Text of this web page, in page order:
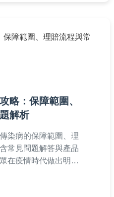
略：保障範圍、
解析
染病的保障範圍、理
常見問題解答與產品
在疫情時代做出明智
訊。